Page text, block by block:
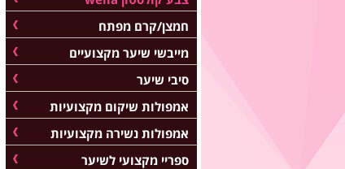
חמצן/קרם מפתח
מייבשי שיער מקצועיים
סיבי שיער
אמפולות שיקום מקצועיות
אמפולות נשירה מקצועיות
ספריי מקצועי לשיער